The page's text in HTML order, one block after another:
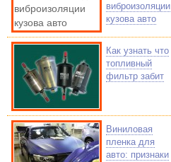
виброизоляции
кузова авто
Как узнать что
топливный
фильтр забит
Виниловая
пленка для
авто: признаки